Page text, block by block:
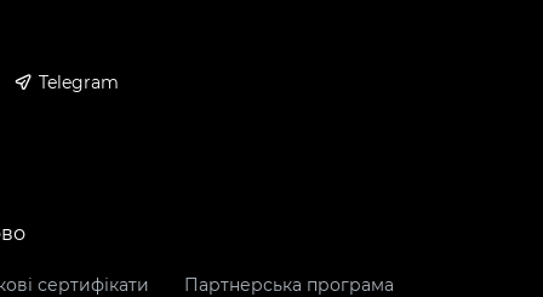
Telegram
сертифікати
Партнерська програма